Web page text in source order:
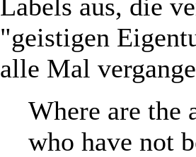
Labels aus, die
"geistigen
alle Mal
Where are the
who have not